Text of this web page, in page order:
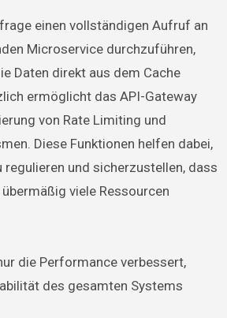
einen vollständigen Aufruf an
Microservice durchzuführen,
Daten direkt aus dem Cache
ermöglicht das API-Gateway
von Rate Limiting und
Diese Funktionen helfen dabei,
regulieren und sicherzustellen, dass
viele Ressourcen
die Performance verbessert,
des gesamten Systems